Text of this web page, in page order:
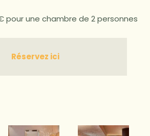
pour une chambre de 2 personnes
Réservez ici